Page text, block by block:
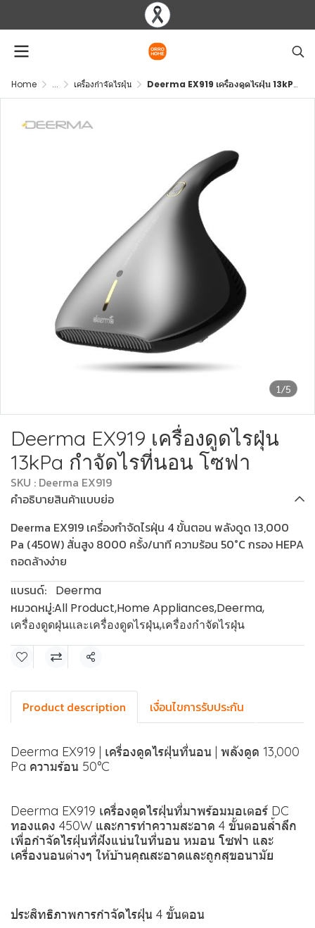
Home ... เครื่องกำจัดไรฝุ่น Deerma EX919 เครื่องดูดไรฝุ่น 13kPa กำจัดไรที่นอน โซฟา
1/5
Deerma EX919 เครื่องดูดไรฝุ่น
13kPa กำจัดไรที่นอน โซฟา
SKU : Deerma EX919
คำอธิบายสินค้าแบบย่อ
Deerma EX919 เครื่องกำจัดไรฝุ่น 4 ขั้นตอน พลังดูด 13,000
Pa (450W) สั่นสูง 8000 ครั้ง/นาที ความร้อน 50°C กรอง HEPA
ถอดล้างง่าย
แบรนด์:
Deerma
หมวดหมู่:All Product,Home Appliances,Deerma,
เครื่องดูดฝุ่นและเครื่องดูดไรฝุ่น,เครื่องกำจัดไรฝุ่น
แชร์
Product description เงื่อนไขการรับประกัน
Deerma EX919 | เครื่องดูดไรฝุ่นที่นอน | พลังดูด 13,000
Pa ความร้อน 50°C
Deerma EX919 เครื่องดูดไรฝุ่นที่มาพร้อมมอเตอร์ DC
ทองแดง 450W และการทำความสะอาด 4 ขั้นตอนล้ำลึก
เพื่อกำจัดไรฝุ่นที่ฝังแน่นในที่นอน หมอน โซฟา และ
เครื่องนอนต่างๆ ให้บ้านคุณสะอาดและถูกสุขอนามัย
ประสิทธิภาพการกำจัดไรฝุ่น 4 ขั้นตอน